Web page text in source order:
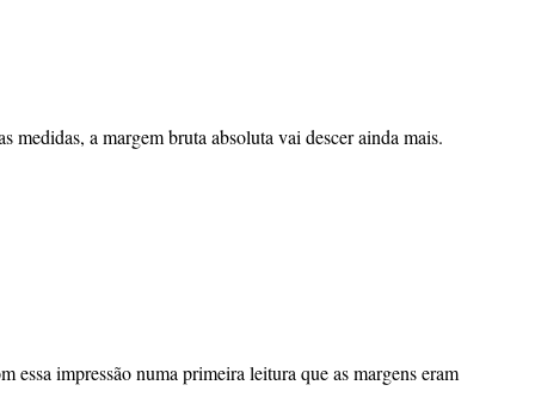
medidas, a margem bruta absoluta vai descer ainda mais.
impressão numa primeira leitura que as margens eram